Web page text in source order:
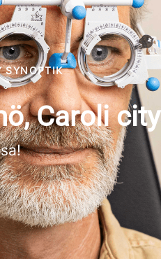
SYNOPTIK
Caroli city